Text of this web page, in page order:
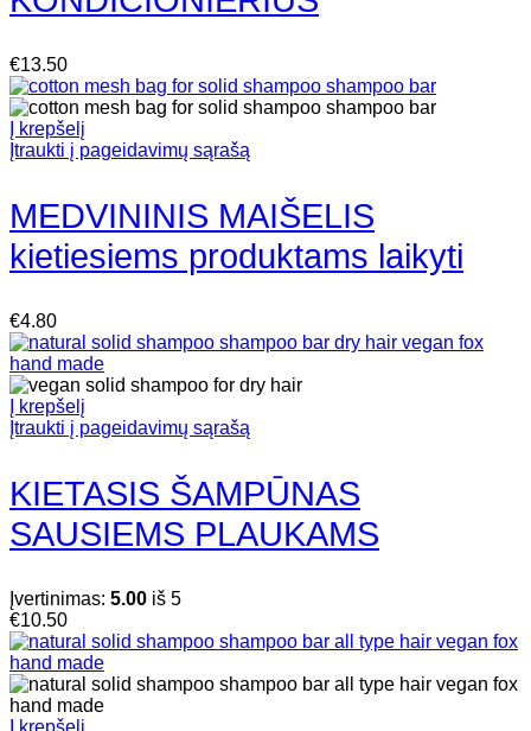
€13.50
Į krepšelį
Įtraukti į pageidavimų sąrašą
MEDVININIS MAIŠELIS
kietiesiems produktams laikyti
€4.80
Į krepšelį
Įtraukti į pageidavimų sąrašą
KIETASIS ŠAMPŪNAS
SAUSIEMS PLAUKAMS
Įvertinimas: 5.00 iš 5
€10.50